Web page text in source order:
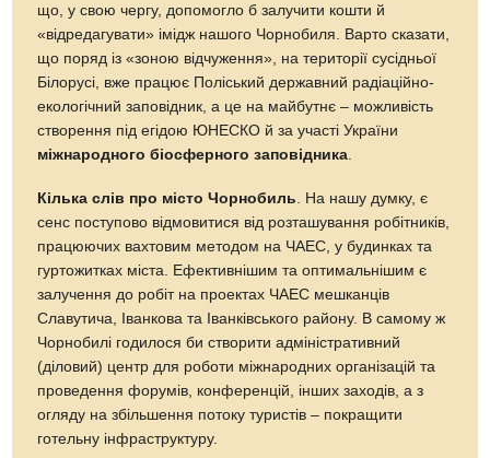
що, у свою чергу, допомогло б залучити кошти й
«відредагувати» імідж нашого Чорнобиля. Варто сказати,
що поряд із «зоною відчуження», на території сусідньої
Білорусі, вже працює Поліський державний радіаційно-
екологічний заповідник, а це на майбутнє – можливість
створення під егідою ЮНЕСКО й за участі України
міжнародного біосферного заповідника
Кілька слів про місто Чорнобиль . На нашу думку, є
сенс поступово відмовитися від розташування робітників,
працюючих вахтовим методом на ЧАЕС, у будинках та
гуртожитках міста. Ефективнішим та оптимальнішим є
залучення до робіт на проектах ЧАЕС мешканців
Славутича, Іванкова та Іванківського району. В самому ж
Чорнобилі годилося би створити адміністративний
(діловий) центр для роботи міжнародних організацій та
проведення форумів, конференцій, інших заходів, а з
огляду на збільшення потоку туристів – покращити
готельну інфраструктуру.